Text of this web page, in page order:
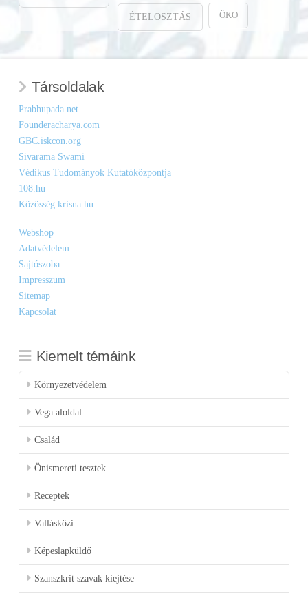
ÉTELOSZTÁS ÖKO
Társoldalak
Prabhupada.net
Founderacharya.com
GBC.iskcon.org
Sivarama Swami
Védikus Tudományok Kutatóközpontja
108.hu
Közösség.krisna.hu
Webshop
Adatvédelem
Sajtószoba
Impresszum
Sitemap
Kapcsolat
Kiemelt témáink
Környezetvédelem
Vega aloldal
Család
Önismereti tesztek
Receptek
Vallásközi
Képeslapküldő
Szanszkrit szavak kiejtése